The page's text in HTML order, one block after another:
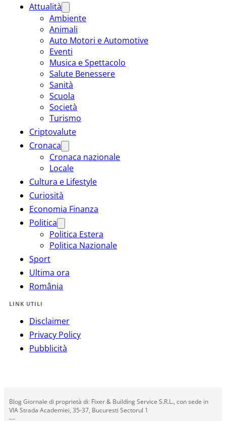
Attualità
Ambiente
Animali
Auto Motori e Automotive
Eventi
Musica e Spettacolo
Salute Benessere
Sanità
Scuola
Società
Turismo
Criptovalute
Cronaca
Cronaca nazionale
Locale
Cultura e Lifestyle
Curiosità
Economia Finanza
Politica
Politica Estera
Politica Nazionale
Sport
Ultima ora
România
LINK UTILI
Disclaimer
Privacy Policy
Pubblicità
Blog Giornale di proprietà di: Fixer & Building Service S.R.L., con sede in
VIA Strada Academiei, 35-37, Bucuresti Sectorul 1
---